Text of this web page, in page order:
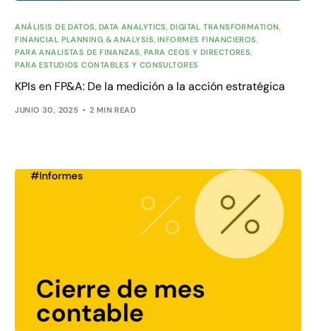
ANÁLISIS DE DATOS, DATA ANALYTICS, DIGITAL TRANSFORMATION,
FINANCIAL PLANNING & ANALYSIS, INFORMES FINANCIEROS,
PARA ANALISTAS DE FINANZAS, PARA CEOS Y DIRECTORES,
PARA ESTUDIOS CONTABLES Y CONSULTORES
KPIs en FP&A: De la medición a la acción estratégica
JUNIO 30, 2025 2 MIN READ